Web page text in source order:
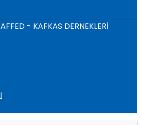
- KAFKAS DERNEKLERİ